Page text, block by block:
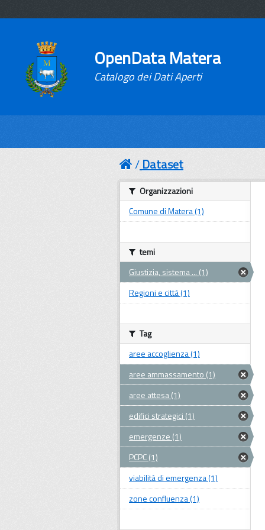
OpenData Matera
Catalogo dei Dati Aperti
Dataset
Organizzazioni
Comune di Matera (1)
temi
Giustizia, sistema ... (1)
Regioni e città (1)
Tag
aree accoglienza (1)
aree ammassamento (1)
aree attesa (1)
edifici strategici (1)
emergenze (1)
PCPC (1)
viabilità di emergenza (1)
zone confluenza (1)